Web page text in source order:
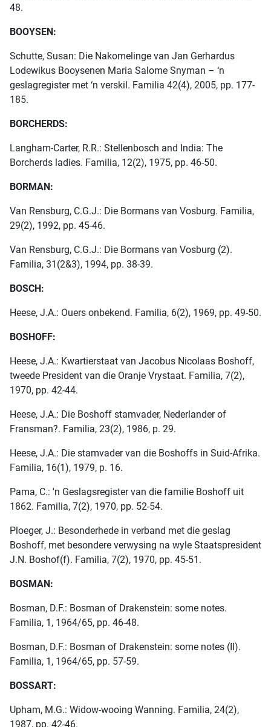
48.
BOOYSEN:
Schutte, Susan: Die Nakomelinge van Jan Gerhardus
Lodewikus Booysenen Maria Salome Snyman – ‘n
geslagregister met ‘n verskil. Familia 42(4), 2005, pp. 177-
185.
BORCHERDS:
Langham-Carter, R.R.: Stellenbosch and India: The
Borcherds ladies. Familia, 12(2), 1975, pp. 46-50.
BORMAN:
Van Rensburg, C.G.J.: Die Bormans van Vosburg. Familia,
29(2), 1992, pp. 45-46.
Van Rensburg, C.G.J.: Die Bormans van Vosburg (2).
Familia, 31(2&3), 1994, pp. 38-39.
BOSCH:
Heese, J.A.: Ouers onbekend. Familia, 6(2), 1969, pp. 49-50.
BOSHOFF:
Heese, J.A.: Kwartierstaat van Jacobus Nicolaas Boshoff,
tweede President van die Oranje Vrystaat. Familia, 7(2),
1970, pp. 42-44.
Heese, J.A.: Die Boshoff stamvader, Nederlander of
Fransman?. Familia, 23(2), 1986, p. 29.
Heese, J.A.: Die stamvader van die Boshoffs in Suid-Afrika.
Familia, 16(1), 1979, p. 16.
Pama, C.: 'n Geslagsregister van die familie Boshoff uit
1862. Familia, 7(2), 1970, pp. 52-54.
Ploeger, J.: Besonderhede in verband met die geslag
Boshoff, met besondere verwysing na wyle Staatspresident
J.N. Boshof(f). Familia, 7(2), 1970, pp. 45-51.
BOSMAN:
Bosman, D.F.: Bosman of Drakenstein: some notes.
Familia, 1, 1964/65, pp. 46-48.
Bosman, D.F.: Bosman of Drakenstein: some notes (II).
Familia, 1, 1964/65, pp. 57-59.
BOSSART:
Upham, M.G.: Widow-wooing Wanning. Familia, 24(2),
1987, pp. 42-46.